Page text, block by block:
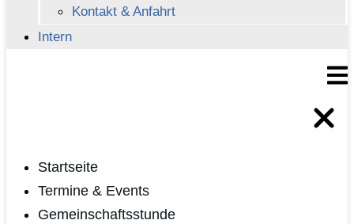
Kontakt & Anfahrt
Intern
Startseite
Termine & Events
Gemeinschaftsstunde